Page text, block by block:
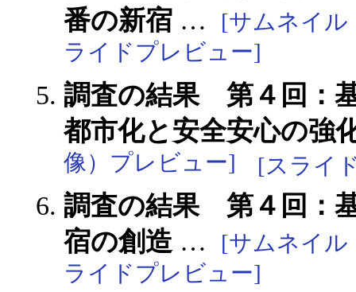
番の新宿 … [サムネイル
ライドプレビュー]
調査の結果 第４回：
都市化と安全安心の強
像）プレビュー]
[スライ
調査の結果 第４回：
宿の創造 … [サムネイル
ライドプレビュー]